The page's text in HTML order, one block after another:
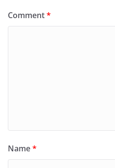
Comment*
Name*